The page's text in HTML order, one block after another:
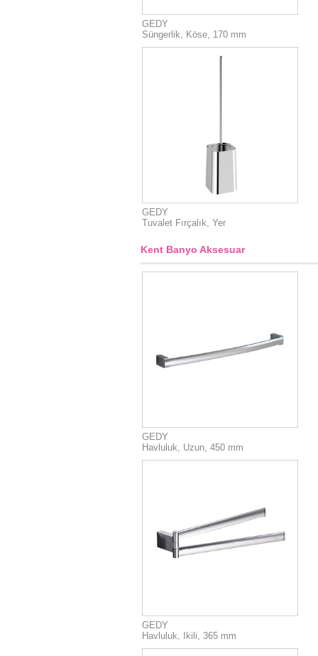
GEDY
Süngerlik, Köse, 170 mm
GEDY
Tuvalet Fırçalık, Yer
Kent Banyo Aksesuar
GEDY
Havluluk, Uzun, 450 mm
GEDY
Havluluk, Ikili, 365 mm